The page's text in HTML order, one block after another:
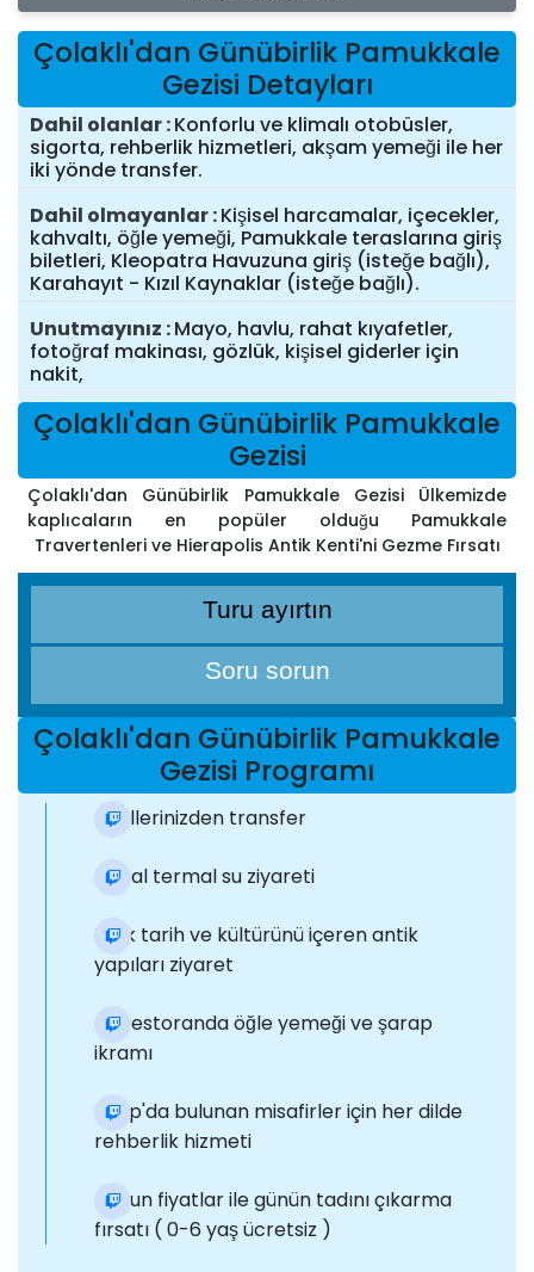
Çolaklı'dan Günübirlik Pamukkale
Gezisi Detayları
Dahil olanlar Konforlu ve klimalı otobüsler,
sigorta, rehberlik hizmetleri, akşam yemeği ile her
iki yönde transfer.
Dahil olmayanlar Kişisel harcamalar, içecekler,
kahvaltı, öğle yemeği, Pamukkale teraslarına giriş
biletleri, Kleopatra Havuzuna giriş (isteğe bağlı),
Karahayıt - Kızıl Kaynaklar (isteğe bağlı).
Unutmayınız Mayo, havlu, rahat kıyafetler,
fotoğraf makinası, gözlük, kişisel giderler için
nakit,
Çolaklı'dan Günübirlik Pamukkale
Gezisi
Çolaklı'dan Günübirlik Pamukkale Gezisi Ülkemizde
kaplıcaların en popüler olduğu Pamukkale
Travertenleri ve Hierapolis Antik Kenti'ni Gezme Fırsatı
Turu ayırtın
Soru sorun
Çolaklı'dan Günübirlik Pamukkale
Gezisi Programı
Otellerinizden transfer
Doğal termal su ziyareti
Türk tarih ve kültürünü içeren antik
yapıları ziyaret
Bir restoranda öğle yemeği ve şarap
ikramı
Grup'da bulunan misafirler için her dilde
rehberlik hizmeti
Uygun fiyatlar ile günün tadını çıkarma
fırsatı ( 0-6 yaş ücretsiz )